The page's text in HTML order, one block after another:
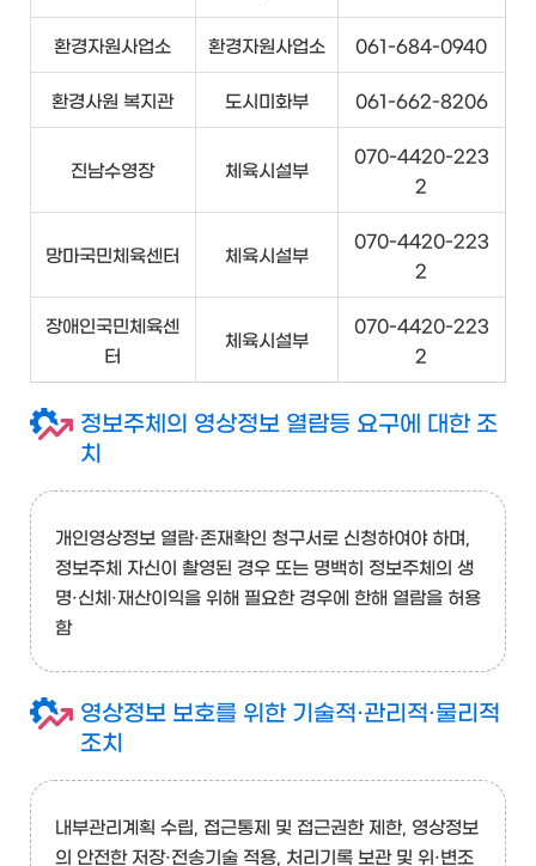
환경자원사업소 환경자원사업소 061-684-0940
환경사원 복지관 도시미화부 061-662-8206
진남수영장 체육시설부
070-4420-223
2
망마국민체육센터 체육시설부
070-4420-223
2
장애인국민체육센
터
체육시설부
070-4420-223
2
정보주체의 영상정보 열람등 요구에 대한 조
치
개인영상정보 열람·존재확인 청구서로 신청하여야 하며,
정보주체 자신이 촬영된 경우 또는 명백히 정보주체의 생
명·신체·재산이익을 위해 필요한 경우에 한해 열람을 허용
함
영상정보 보호를 위한 기술적·관리적·물리적
조치
내부관리계획 수립, 접근통제 및 접근권한 제한, 영상정보
의 안전한 저장·전송기술 적용, 처리기록 보관 및 위·변조